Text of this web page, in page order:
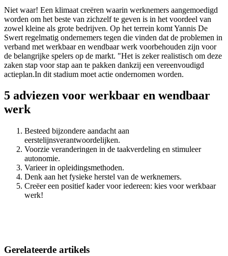
Niet waar! Een klimaat creëren waarin werknemers aangemoedigd
worden om het beste van zichzelf te geven is in het voordeel van
zowel kleine als grote bedrijven. Op het terrein komt Yannis De
Swert regelmatig ondernemers tegen die vinden dat de problemen in
verband met werkbaar en wendbaar werk voorbehouden zijn voor
de belangrijke spelers op de markt. "Het is zeker realistisch om deze
zaken stap voor stap aan te pakken dankzij een vereenvoudigd
actieplan.In dit stadium moet actie ondernomen worden.
5 adviezen voor werkbaar en wendbaar
werk
Besteed bijzondere aandacht aan
eerstelijnsverantwoordelijken.
Voorzie veranderingen in de taakverdeling en stimuleer
autonomie.
Varieer in opleidingsmethoden.
Denk aan het fysieke herstel van de werknemers.
Creëer een positief kader voor iedereen: kies voor werkbaar
werk!
Gerelateerde artikels